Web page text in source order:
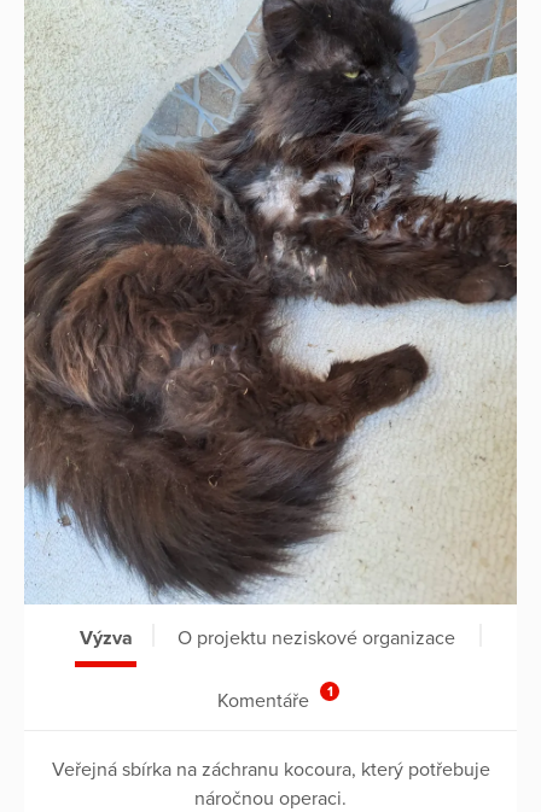
Výzva O projektu neziskové organizace
Komentáře 1
Veřejná sbírka na záchranu kocoura, který potřebuje
náročnou operaci.